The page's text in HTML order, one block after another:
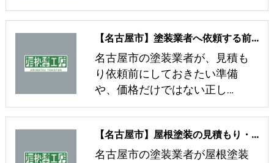
【名古屋市】塗装業者へ依頼する前の準備や塗装業者の見分け方
名古屋市の塗装業者が、見積も
り依頼前にしておきたい準備
や、価格だけではない正し…
【名古屋市】屋根塗装の見積もり・相談前に知っておくべき基礎知識
名古屋市の塗装業者が屋根塗装